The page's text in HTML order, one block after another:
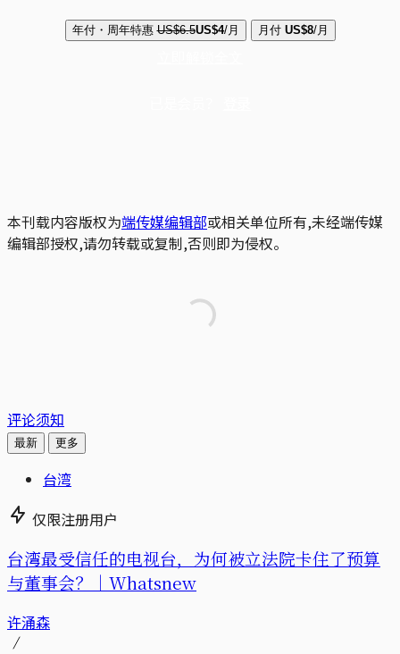
年付・周年特惠 US$6.5US$4/月 月付 US$8/月
本刊载内容版权为端传媒编辑部或相关单位所有,未经端传媒
编辑部授权,请勿转载或复制,否则即为侵权。
评论须知
最新 更多
台湾
仅限注册用户
台湾最受信任的电视台，为何被立法院卡住了预算
与董事会？｜Whatsnew
许涌森